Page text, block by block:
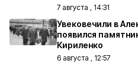
7 августа , 14:31
Увековечили в
появился
Кириленко
6 августа , 12:57